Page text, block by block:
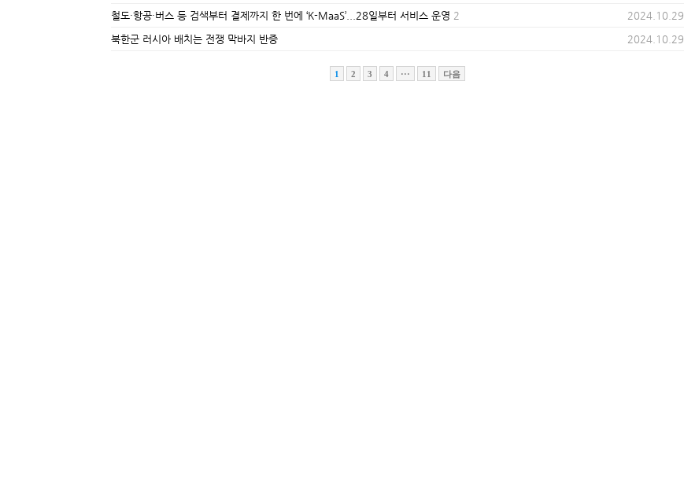
철도·항공·버스 등 검색부터 결제까지 한 번에 ‘K-MaaS’...28일부터 서비스 운영 2
2024.10.29
북한군 러시아 배치는 전쟁 막바지 반증
2024.10.29
1 2 3 4 ··· 11 다음